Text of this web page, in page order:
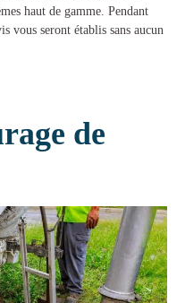
haut de gamme. Pendant
vous seront établis sans aucun
de